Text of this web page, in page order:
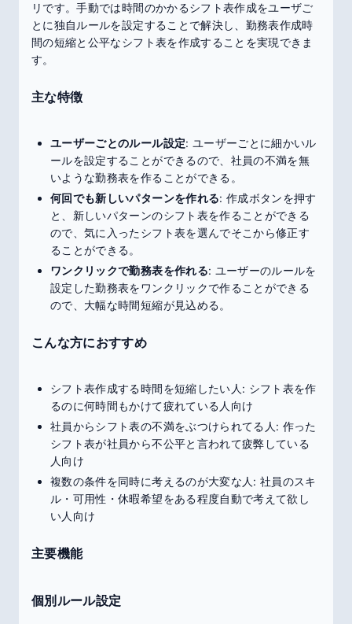
リです。手動では時間のかかるシフト表作成をユーザご
とに独自ルールを設定することで解決し、勤務表作成時
間の短縮と公平なシフト表を作成することを実現できま
す。
主な特徴
ユーザーごとのルール設定: ユーザーごとに細かいル
ールを設定することができるので、社員の不満を無
いような勤務表を作ることができる。
何回でも新しいパターンを作れる: 作成ボタンを押す
と、新しいパターンのシフト表を作ることができる
ので、気に入ったシフト表を選んでそこから修正す
ることができる。
ワンクリックで勤務表を作れる: ユーザーのルールを
設定した勤務表をワンクリックで作ることができる
ので、大幅な時間短縮が見込める。
こんな方におすすめ
シフト表作成する時間を短縮したい人: シフト表を作
るのに何時間もかけて疲れている人向け
社員からシフト表の不満をぶつけられてる人: 作った
シフト表が社員から不公平と言われて疲弊している
人向け
複数の条件を同時に考えるのが大変な人: 社員のスキ
ル・可用性・休暇希望をある程度自動で考えて欲し
い人向け
主要機能
個別ルール設定